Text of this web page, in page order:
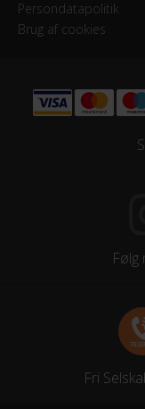
Persondatapolitik
Brug af cookies
Følg
Fri